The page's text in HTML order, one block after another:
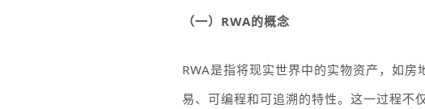
（一） RWA的概念
RWA是指将现实世界中的实物资产，如
易、可编程和可追溯的特性。这一过程不